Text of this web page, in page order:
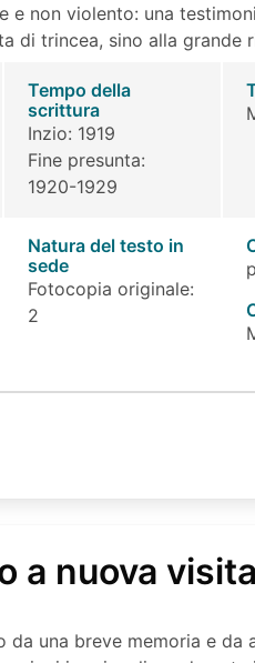
e non violento: una
di trincea, sino alla grande
Tempo della
scrittura
Inzio: 1919
Fine presunta:
1920-1929
Natura del testo in
sede
Fotocopia originale:
2
a nuova visita
da una breve memoria e da